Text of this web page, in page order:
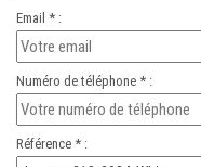
Email * :
Numéro de téléphone * :
Référence * :